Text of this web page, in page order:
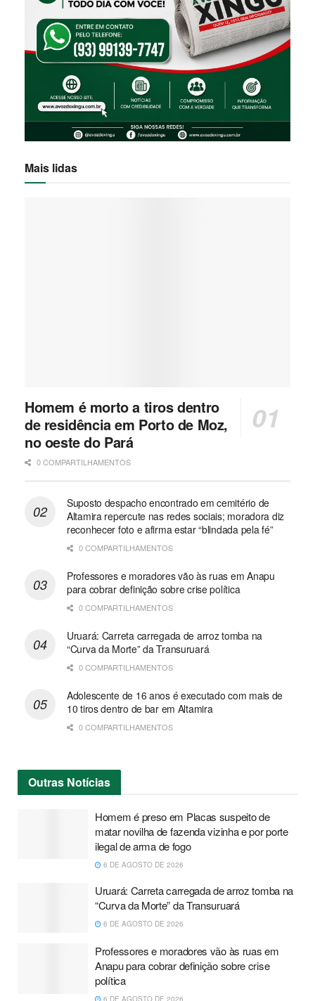
Mais lidas
Homem é morto a tiros dentro
de residência em Porto de Moz,
no oeste do Pará
0 COMPARTILHAMENTOS
Suposto despacho encontrado em cemitério de
Altamira repercute nas redes sociais; moradora diz
reconhecer foto e afirma estar “blindada pela fé”
0 COMPARTILHAMENTOS
Professores e moradores vão às ruas em Anapu
para cobrar definição sobre crise política
0 COMPARTILHAMENTOS
Uruará: Carreta carregada de arroz tomba na
“Curva da Morte” da Transuruará
0 COMPARTILHAMENTOS
Adolescente de 16 anos é executado com mais de
10 tiros dentro de bar em Altamira
0 COMPARTILHAMENTOS
Outras Notícias
Homem é preso em Placas suspeito de
matar novilha de fazenda vizinha e por porte
ilegal de arma de fogo
6 DE AGOSTO DE 2026
Uruará: Carreta carregada de arroz tomba na
“Curva da Morte” da Transuruará
6 DE AGOSTO DE 2026
Professores e moradores vão às ruas em
Anapu para cobrar definição sobre crise
política